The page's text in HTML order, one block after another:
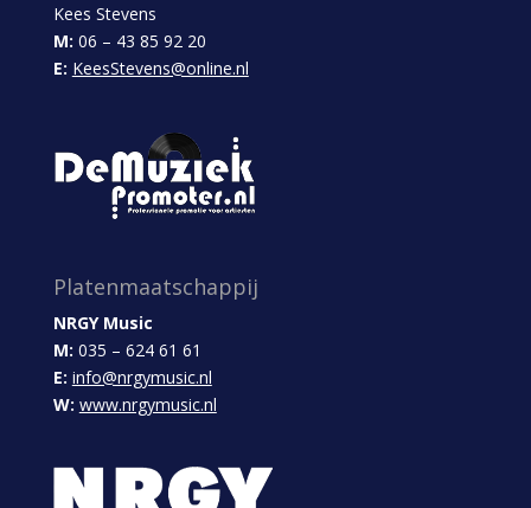
Kees Stevens
M: 06 – 43 85 92 20
E: KeesStevens@online.nl
Platenmaatschappij
NRGY Music
M: 035 – 624 61 61
E: info@nrgymusic.nl
W: www.nrgymusic.nl